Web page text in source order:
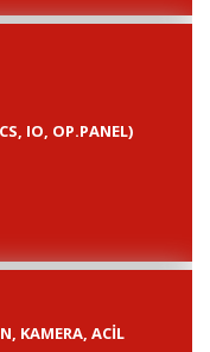
IO, OP.PANEL)
KAMERA, ACİL